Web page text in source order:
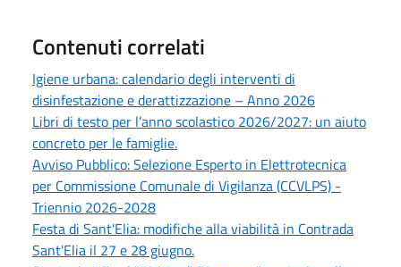
Contenuti correlati
Igiene urbana: calendario degli interventi di
disinfestazione e derattizzazione – Anno 2026
Libri di testo per l’anno scolastico 2026/2027: un aiuto
concreto per le famiglie.
Avviso Pubblico: Selezione Esperto in Elettrotecnica
per Commissione Comunale di Vigilanza (CCVLPS) -
Triennio 2026-2028
Festa di Sant'Elia: modifiche alla viabilità in Contrada
Sant'Elia il 27 e 28 giugno.